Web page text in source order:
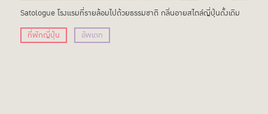
Satologue โรงแรมที่รายล้อมไปด้วยธรรมชาติ กลิ่นอายสไตล์ญี่ปุ่นดั้งเดิม
ที่พักญี่ปุ่น
อัพเดท